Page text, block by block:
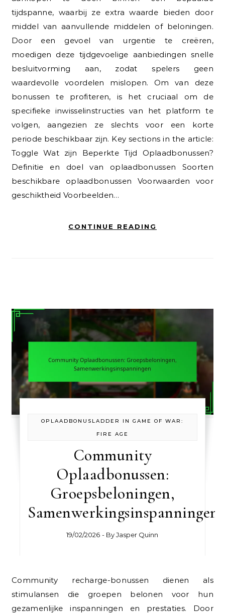
tijdspanne, waarbij ze extra waarde bieden door
middel van aanvullende middelen of beloningen.
Door een gevoel van urgentie te creëren,
moedigen deze tijdgevoelige aanbiedingen snelle
besluitvorming aan, zodat spelers geen
waardevolle voordelen mislopen. Om van deze
bonussen te profiteren, is het cruciaal om de
specifieke inwisselinstructies van het platform te
volgen, aangezien ze slechts voor een korte
periode beschikbaar zijn. Key sections in the article:
Toggle Wat zijn Beperkte Tijd Oplaadbonussen?
Definitie en doel van oplaadbonussen Soorten
beschikbare oplaadbonussen Voorwaarden voor
geschiktheid Voorbeelden…
CONTINUE READING
OPLAADBONUSLADDER IN GAME OF WAR:
FIRE AGE
Community
Oplaadbonussen:
Groepsbeloningen,
Samenwerkingsinspanningen
19/02/2026 - ByJasper Quinn
Community recharge-bonussen dienen als
stimulansen die groepen belonen voor hun
gezamenlijke inspanningen en prestaties. Door